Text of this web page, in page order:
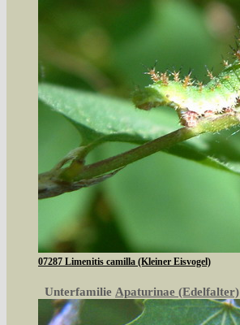
07287 Limenitis camilla (Kleiner Eisvogel)
Unterfamilie Apaturinae (Edelfalter)